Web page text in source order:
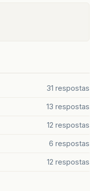
31 respostas
13 respostas
12 respostas
6 respostas
12 respostas